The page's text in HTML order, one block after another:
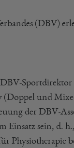
(DBV)
und
der DBV-
sein, d.
Physiotherapie